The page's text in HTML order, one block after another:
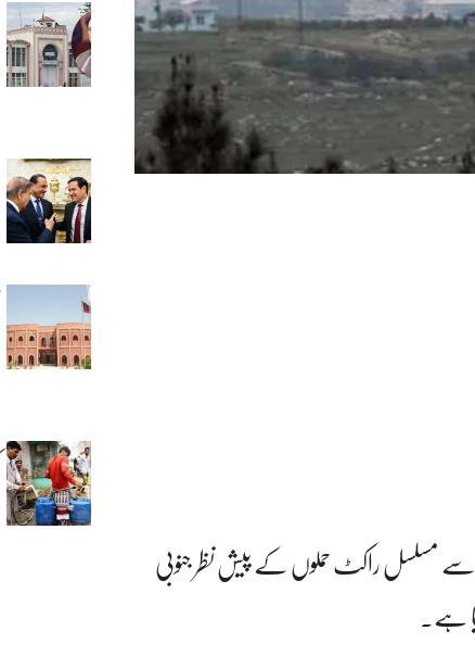
سے مسلسل راکٹ حملوں کے پیش نظر جنوبی
ہے۔